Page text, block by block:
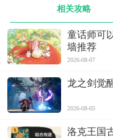
相关攻略
童话师可
墙推荐
2026-08-07
龙之剑觉
2026-08-05
洛克王国